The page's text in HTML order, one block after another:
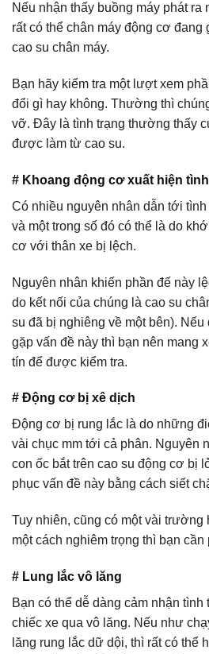
Nếu nhận thấy buồng máy phát ra
rất có thể chân máy động cơ đang
cao su chân máy.
Bạn hãy kiểm tra một lượt xem
đổi gì hay không. Thường thì
vỡ. Đây là tình trạng thường thấy
được làm từ cao su.
# Khoang động cơ xuất hiện
Có nhiều nguyên nhân dẫn tới
và một trong số đó có thể là do
cơ với thân xe bị lệch.
Nguyên nhân khiến phần đế này
do kết nối của chúng là cao su
su đã bị nghiêng về một bên).
gặp vấn đề này thì bạn nên mang
tín để được kiểm tra.
# Động cơ bị xê dịch
Động cơ bị rung lắc là do những
vài chục mm tới cả phân. Nguyên
con ốc bắt trên cao su động cơ bị
phục vấn đề này bằng cách siết
Tuy nhiên, cũng có một vài
một cách nghiêm trọng thì bạn
# Lung lắc vô lăng
Bạn có thể dễ dàng cảm nhận tình
chiếc xe qua vô lăng. Nếu như
lăng rung lắc dữ dội, thì rất có thể